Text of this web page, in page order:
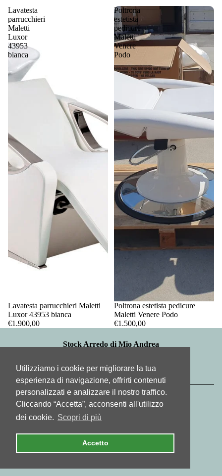
Utilizziamo i cookie per migliorare la tua
esperienza di navigazione, offrirti contenuti
personalizzati e analizzare il nostro traffico.
Cliccando “Accetta”, acconsenti all'utilizzo
dei cookie. Scopri di più
Accetto
Lavatesta
parrucchieri
Maletti
Luxor
43953
bianca
Lavatesta parrucchieri Maletti
Luxor 43953 bianca
€1.900,00
Poltrona
estetista
pedicure
Maletti
Venere
Podo
Poltrona estetista pedicure
Maletti Venere Podo
€1.500,00
Stock Arredo di Mio Andrea
PI: 01393350937
info@stockarredo.it - 335 5320641
© 2026 Stock Arredo , Powered by Shopify
Termini e informative
Informativa sui rimborsi
Recapiti